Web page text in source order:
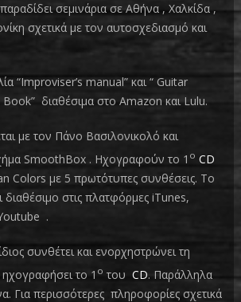
σεμινάρια σε Αθήνα , Χαλκίδα ,
σχετικά με τον αυτοσχεδιασμό και
“Improviser’s manual” και “ Guitar
διαθέσιμα στο Amazon και Lulu.
με τον Πάνο Βασιλονικολό και
SmoothBox . Ηχογραφούν το 1 ο CD
Colors με 5 πρωτότυπες συνθέσεις. Το
διαθέσιμο στις πλατφόρμες iTunes,
.
συνθέτει και ενορχηστρώνει τη
το 1 ο του CD. Παράλληλα
Για περισσότερες πληροφορίες σχετικά